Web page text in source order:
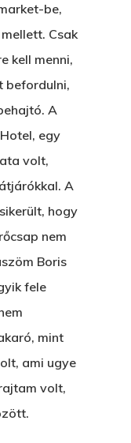
be,
Csak
kell menni,
befordulni,
A
egy
volt,
A
hogy
nem
Boris
fele
mint
ami ugye
volt,
A Veszett Ügy
Szerelem És…
A Jóember
Vér Nem Válik Vízzé
Nyár
Novellák
Álomszekrény
Nyuszi
LAKTANYÁT,
A PESTIA
Elveszett Fejezet
Látni
Gyuri